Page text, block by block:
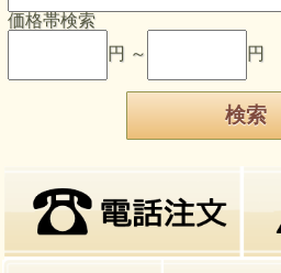
価格帯検索
円 ～
円